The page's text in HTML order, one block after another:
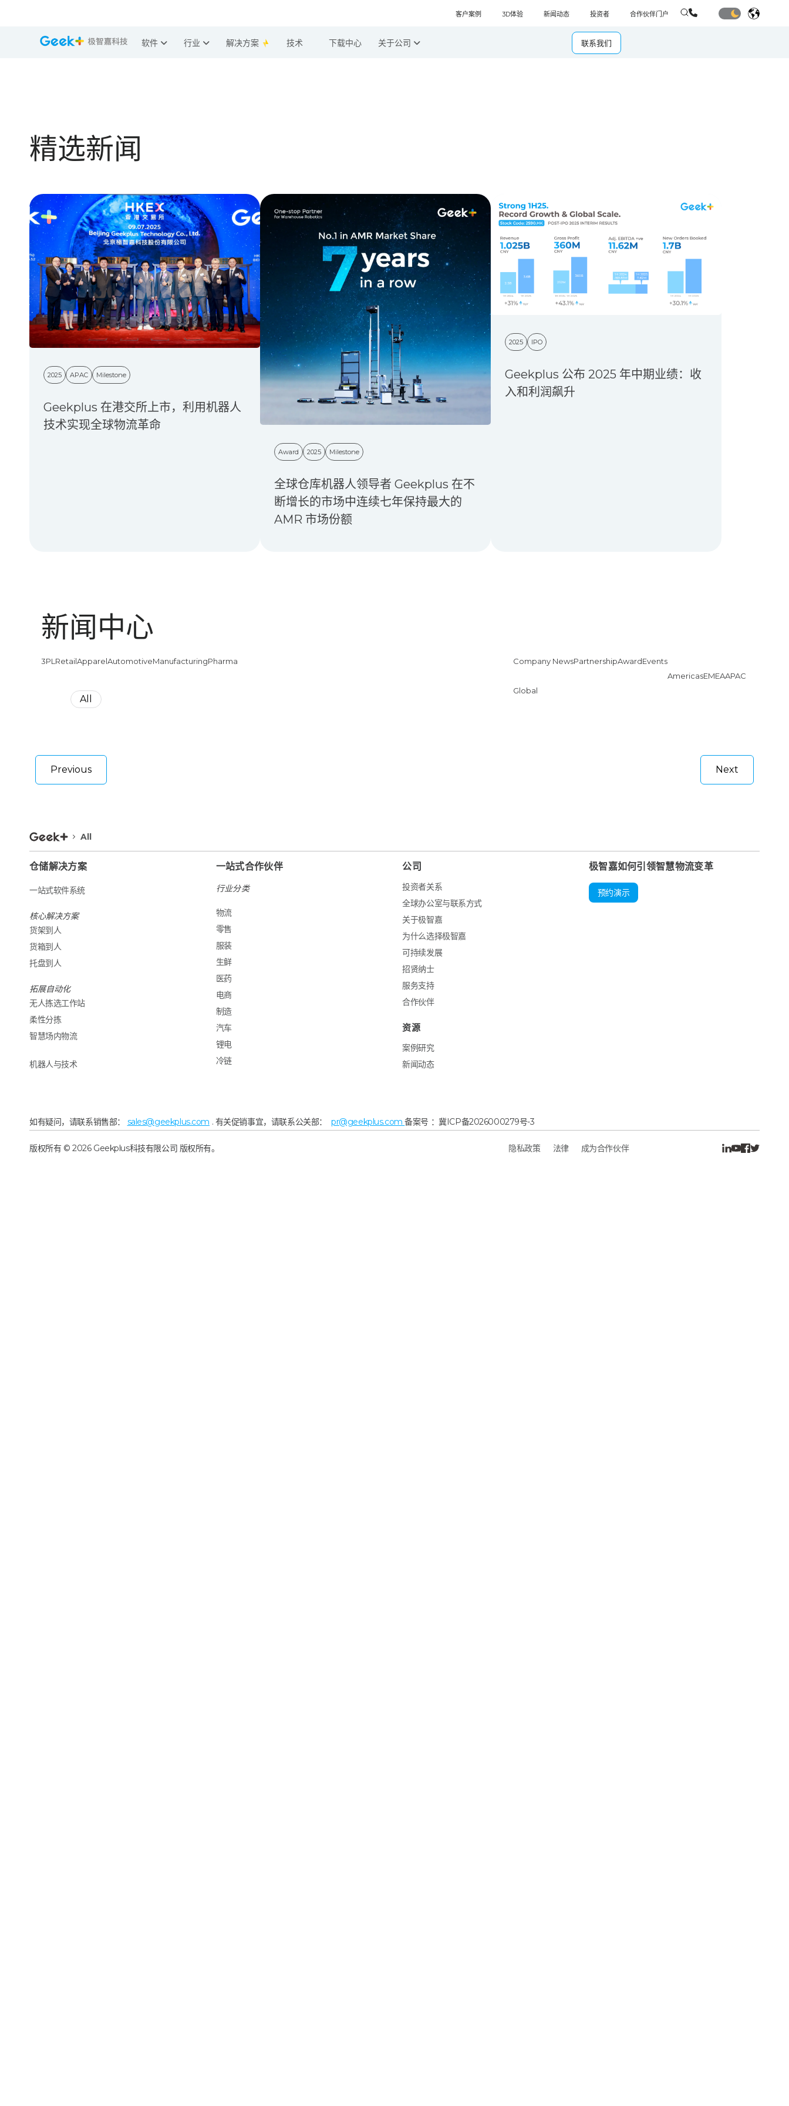
客户案例 3D体验 新闻动态 投资者 合作伙伴门户
软件 行业 解决方案 技术 下载中心 关于公司 联系我们
精选新闻
2025 APAC Milestone
Geekplus 在港交所上市，利用机器人
技术实现全球物流革命
Award 2025 Milestone
全球仓库机器人领导者 Geekplus 在不
断增长的市场中连续七年保持最大的
AMR 市场份额
2025 IPO
Geekplus 公布 2025 年中期业绩：收
入和利润飙升
新闻中心
3PLRetailApparelAutomotiveManufacturingPharma Company NewsPartnershipAwardEvents
AmericasEMEAAPAC
Global
All
Previous Next
All
仓储解决方案
一站式软件系统
核心解决方案
货架到人
货箱到人
托盘到人
拓展自动化
无人拣选工作站
柔性分拣
智慧场内物流
机器人与技术
一站式合作伙伴
行业分类
物流
零售
服装
生鲜
医药
电商
制造
汽车
锂电
冷链
公司
投资者关系
全球办公室与联系方式
关于极智嘉
为什么选择极智嘉
可持续发展
招贤纳士
服务支持
合作伙伴
资源
案例研究
新闻动态
极智嘉如何引领智慧物流变革
预约演示
如有疑问，请联系销售部： sales@geekplus.com . 有关促销事宜，请联系公关部：pr@geekplus.com备案号 ：冀ICP备2026000279号-3
版权所有 © 2026 Geekplus科技有限公司 版权所有。 隐私政策 法律 成为合作伙伴